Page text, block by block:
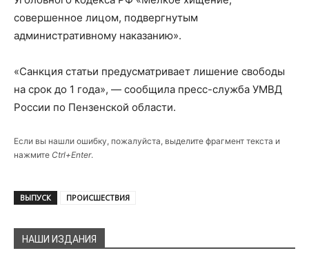
совершенное лицом, подвергнутым
административному наказанию».
«Санкция статьи предусматривает лишение свободы
на срок до 1 года», — сообщила пресс-служба УМВД
России по Пензенской области.
Если вы нашли ошибку, пожалуйста, выделите фрагмент текста и
нажмите Ctrl+Enter.
ВЫПУСК ПРОИСШЕСТВИЯ
НАШИ ИЗДАНИЯ